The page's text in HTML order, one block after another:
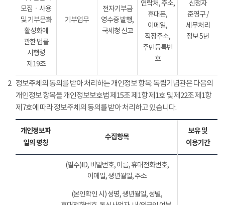
모집ㆍ사용
및 기부문화
활성화에
관한 법률
시행령
제19조
기부업무
전자기부금
영수증 발행,
국세청 신고
연락처, 주소,
휴대폰,
이메일,
직장주소,
주민등록번
호
신청자
준영구 /
세무처리
정보 5년
2 정보주체의 동의를 받아 처리하는 개인정보 항목: 독립기념관은 다음의
개인정보 항목을 개인정보보호법 제15조 제1항 제1호 및 제22조 제1항
제7호에 따라 정보주체의 동의를 받아 처리하고 있습니다.
개인정보파
일의 명칭
수집항목
보유 및
이용기간
(필수)ID, 비밀번호, 이름, 휴대전화번호,
이메일, 생년월일, 주소
(본인확인 시) 성명, 생년월일, 성별,